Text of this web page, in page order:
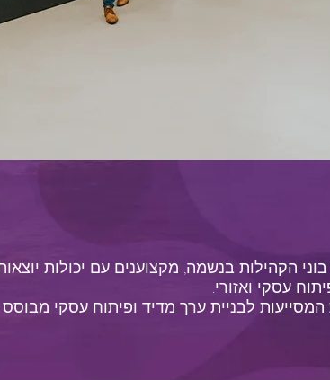
הקהילות בנשמה, מקצוענים עם יכולות
עסקי ואזורי.
לבניית ערך מדיד ופיתוח עסקי​ מבוסס